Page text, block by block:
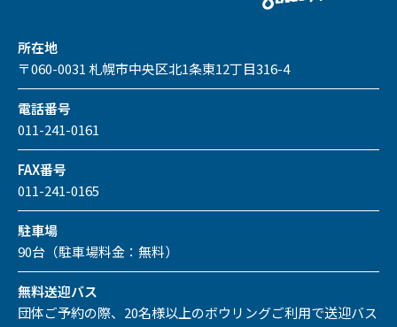
所在地
〒060-0031 札幌市中央区北1条東12丁目316-4
電話番号
011-241-0161
FAX番号
011-241-0165
駐車場
90台（駐車場料金：無料）
無料送迎バス
団体ご予約の際、20名様以上のボウリングご利用で送迎バス